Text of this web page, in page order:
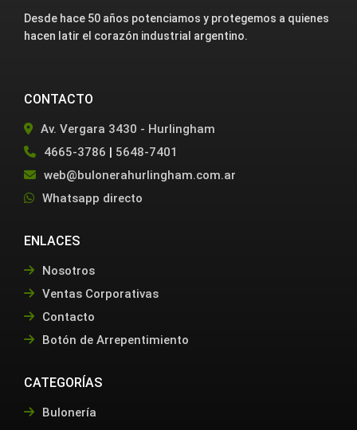
Desde hace 50 años potenciamos y protegemos a quienes
hacen latir el corazón industrial argentino.
CONTACTO
Av. Vergara 3430 - Hurlingham
4665-3786 | 5648-7401
web@bulonerahurlingham.com.ar
Whatsapp directo
ENLACES
Nosotros
Ventas Corporativas
Contacto
Botón de Arrepentimiento
CATEGORÍAS
Bulonería